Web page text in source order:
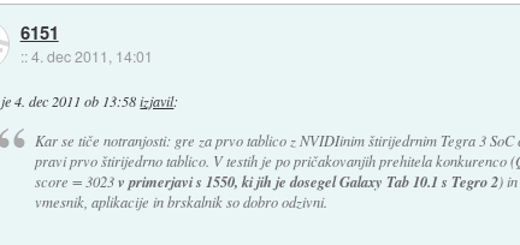
6151
::4. dec 2011, 14:01
je4. dec 2011 ob 13:58 izjavil:
Kar se tiče notranjosti: gre za prvo tablico z NVIDIinim štirijedrnim Tegra 3 SoC
pravi prvo štirijedrno tablico. V testih je po pričakovanjih prehitela konkurenco
score = 3023v primerjavi s 1550, ki jih je dosegel Galaxy Tab 10.1 s Tegro 2)
vmesnik, aplikacije in brskalnik so dobro odzivni.